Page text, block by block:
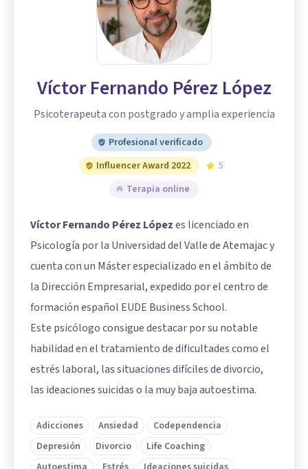
Víctor Fernando Pérez López
Psicoterapeuta con postgrado y amplia experiencia
Profesional verificado
Influencer Award 2022
5
Terapia online
Víctor Fernando Pérez Lópezes licenciado en
Psicología por la Universidad del Valle de Atemajac y
cuenta con un Máster especializado en el ámbito de
la Dirección Empresarial, expedido por el centro de
formación español EUDE Business School.
Este psicólogo consigue destacar por su notable
habilidad en el tratamiento de dificultades como el
estrés laboral, las situaciones difíciles de divorcio,
las ideaciones suicidas o la muy baja autoestima.
Adicciones Ansiedad
Codependencia
Depresión
Divorcio
Life Coaching